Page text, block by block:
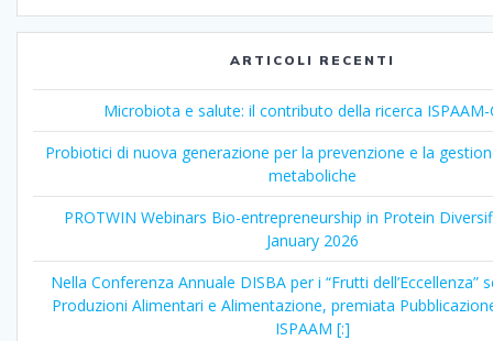
ARTICOLI RECENTI
Microbiota e salute: il contributo della ricerca ISPAAM-
Probiotici di nuova generazione per la prevenzione e la
metaboliche
PROTWIN Webinars Bio-entrepreneurship in Protein
January 2026
Nella Conferenza Annuale DISBA per i “Frutti dell’Eccellenza”
Produzioni Alimentari e Alimentazione, premiata
ISPAAM [:]